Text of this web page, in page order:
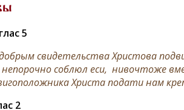
5
свидетельства Христова
соблюл еси, нивочтоже
Христа подати нам
2